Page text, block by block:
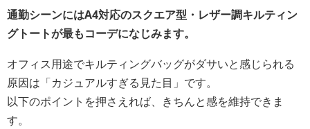
通勤シーンにはA4対応のスクエア型・レザー調キルティン
グトートが最もコーデになじみます。
オフィス用途でキルティングバッグがダサいと感じられる
原因は「カジュアルすぎる見た目」です。
以下のポイントを押さえれば、きちんと感を維持できま
す。